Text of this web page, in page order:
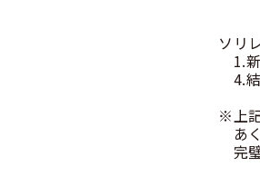
ソリ
1.
4.
※上
あ
完